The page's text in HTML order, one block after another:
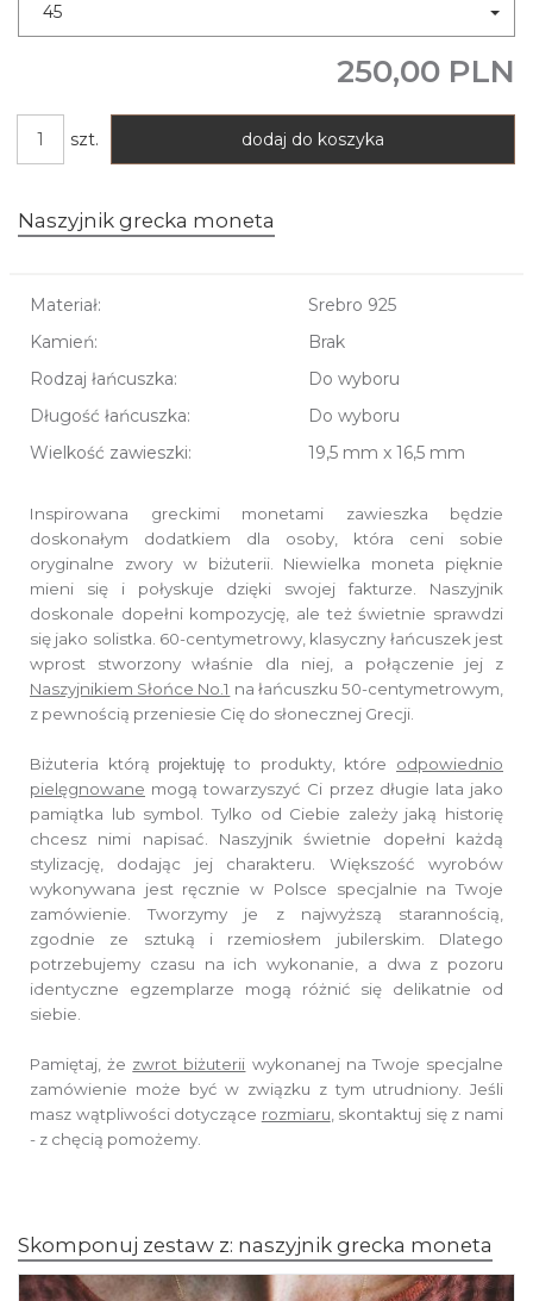
45
250,00 PLN
szt. dodaj do koszyka
Naszyjnik grecka moneta
Materiał:
Srebro 925
Kamień:
Brak
Rodzaj łańcuszka:
Do wyboru
Długość łańcuszka:
Do wyboru
Wielkość zawieszki:
19,5 mm x 16,5 mm
Inspirowana greckimi monetami zawieszka będzie
doskonałym dodatkiem dla osoby, która ceni sobie
oryginalne zwory w biżuterii. Niewielka moneta pięknie
mieni się i połyskuje dzięki swojej fakturze. Naszyjnik
doskonale dopełni kompozycję, ale też świetnie sprawdzi
się jako solistka. 60-centymetrowy, klasyczny łańcuszek jest
wprost stworzony właśnie dla niej, a połączenie jej z
Naszyjnikiem Słońce No.1 na łańcuszku 50-centymetrowym,
z pewnością przeniesie Cię do słonecznej Grecji.
Biżuteria którą projektuję to produkty, które odpowiednio
pielęgnowane mogą towarzyszyć Ci przez długie lata jako
pamiątka lub symbol.Tylko od Ciebie zależy jaką historię
chcesz nimi napisać. Naszyjnik świetnie dopełni każdą
stylizację, dodając jej charakteru. Większość wyrobów
wykonywana jest ręcznie w Polsce specjalnie na Twoje
zamówienie.Tworzymy je z najwyższą starannością,
zgodnie ze sztuką i rzemiosłem jubilerskim. Dlatego
potrzebujemy czasu na ich wykonanie, a dwa z pozoru
identyczne egzemplarze mogą różnić się delikatnie od
siebie.
Pamiętaj, że zwrot biżuterii wykonanej na Twoje specjalne
zamówienie może być w związku z tym utrudniony. Jeśli
masz wątpliwości dotyczące rozmiaru skontaktuj się z nami
- z chęcią pomożemy.
Skomponuj zestaw z: naszyjnik grecka moneta